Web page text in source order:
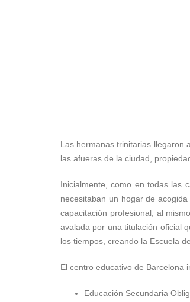
Las hermanas trinitarias llegaron
las afueras de la ciudad,
Inicialmente, como en todas las
necesitaban un hogar de
capacitación profesional, al
avalada por una titulación oficial
los tiempos, creando la Escuela
El centro educativo de Barcelona
Educación Secundaria